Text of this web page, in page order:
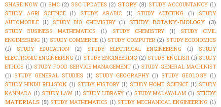
SHARE NOW (1) SMC (2) SSC UPDATES (2) STORY (8) STUDY ACCOUNTANCY (1)
STUDY AGRI SCIENCE
(1) STUDY ARABIC (1) STUDY AUDITING (1)
STUDY
AUTOMOBILE (1) STUDY BIO CHEMISTRY (1) STUDY BOTANY-BIOLOGY (3)
STUDY BUSINESS MATHEMATICS (1) STUDY CHEMISTRY (1)
STUDY CIVIL
ENGINEERING (1) STUDY COMMERCE (1) STUDY COMPUTER (2) STUDY ECONOMICS
(1)
STUDY EDUCATION (2) STUDY ELECTRICAL ENGINEERING (1)
STUDY
ELECTRONIC ENGINEERING (1) STUDY ENGINEERING (2) STUDY ENGLISH (1) STUDY
ETHICS (1) STUDY FOOD SERVICE MANAGEMENT (1) STUDY GENERAL MACHINIST
(1) STUDY GENERAL STUDIES (1) STUDY GEOGRAPHY (1) STUDY GEOLOGY (1)
STUDY HINDU RELIGION (1) STUDY HISTORY (1) STUDY HOME SCIENCE (1) STUDY
KANNADA (1) STUDY LAW (1) STUDY LIBRARY (1) STUDY MALAYALAM (1) STUDY
MATERIALS (5) STUDY MATHEMATICS (1) STUDY MECHANICAL ENGINEERING (1)